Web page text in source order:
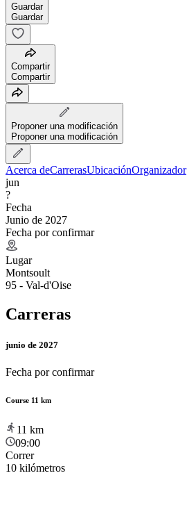
Guardar
Guardar
Compartir
Compartir
Proponer una modificación
Proponer una modificación
Acerca deCarrerasUbicaciónOrganizador
jun
?
Fecha
Junio de 2027
Fecha por confirmar
Lugar
Montsoult
95 - Val-d'Oise
Carreras
junio de 2027
Fecha por confirmar
Course 11 km
11 km
09:00
Correr
10 kilómetros